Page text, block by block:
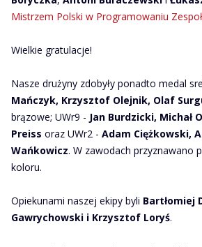
Mistrzem Polski w Programowaniu
Wielkie gratulacje!
Nasze drużyny zdobyły ponadto medal
Mańczyk, Krzysztof Olejnik, Olaf
brązowe; UWr9 - Jan Burdzicki, Michał
Preiss oraz UWr2 - Adam Ciężkowski,
Wańkowicz. W zawodach przyznawano
koloru.
Opiekunami naszej ekipy byli Bartłomiej
Gawrychowski i Krzysztof Loryś.